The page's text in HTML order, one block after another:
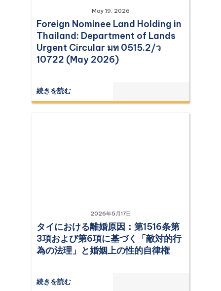
May 19, 2026
Foreign Nominee Land Holding in
Thailand: Department of Lands
Urgent Circular มท 0515.2/ว
10722 (May 2026)
続きを読む
2026年5月17日
タイにおける離婚原因：第1516条第
3項および第6項に基づく「敵対的行
為の法理」と婚姻上の性的自律権
続きを読む